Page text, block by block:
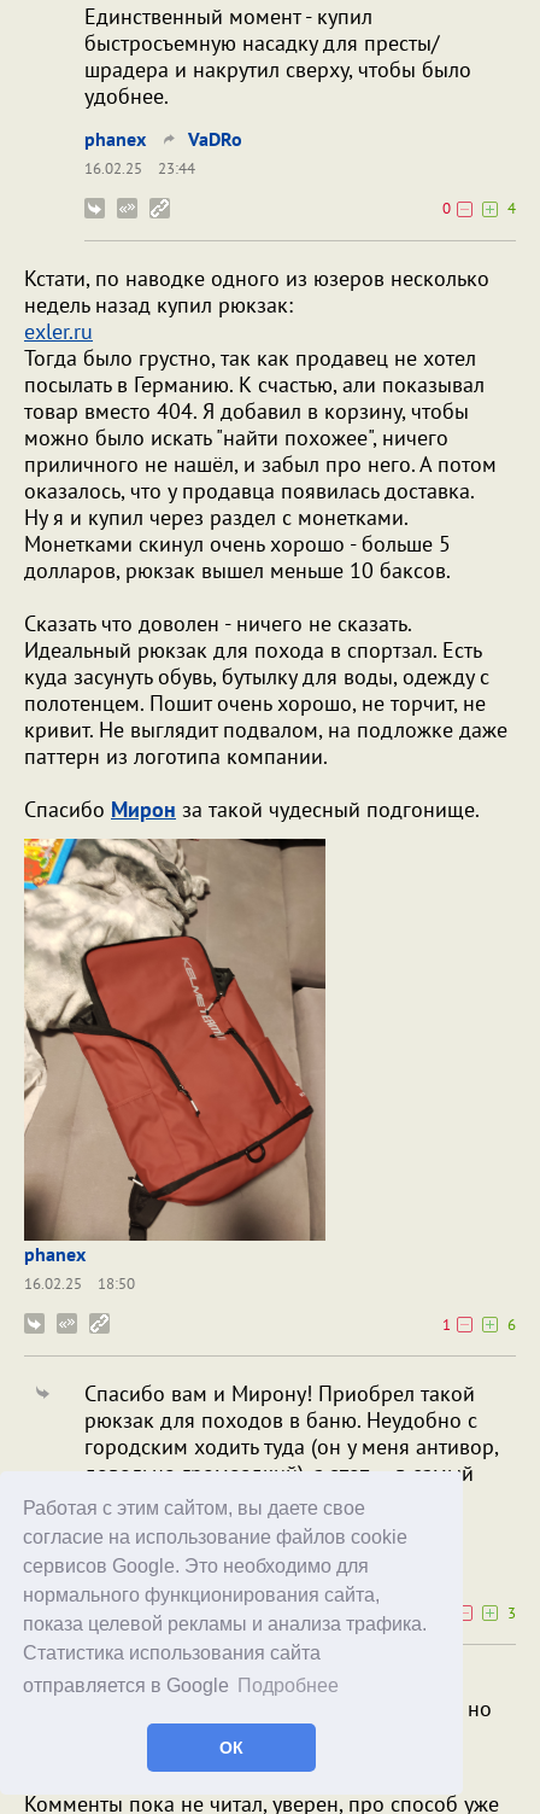
Работая с этим сайтом, вы даете свое
согласие на использование файлов cookie
сервисов Google. Это необходимо для
нормального функционирования сайта,
показа целевой рекламы и анализа трафика.
Статистика использования сайта
отправляется в Google
Подробнее
ОК
Единственный момент - купил
быстросъемную насадку для престы/
шрадера и накрутил сверху, чтобы было
удобнее.
phanex VaDRo
16.02.25
23:44
0
4
Кстати, по наводке одного из юзеров несколько
недель назад купил рюкзак:
exler.ru
Тогда было грустно, так как продавец не хотел
посылать в Германию. К счастью, али показывал
товар вместо 404. Я добавил в корзину, чтобы
можно было искать "найти похожее", ничего
приличного не нашёл, и забыл про него. А потом
оказалось, что у продавца появилась доставка.
Ну я и купил через раздел с монетками.
Монетками скинул очень хорошо - больше 5
долларов, рюкзак вышел меньше 10 баксов.
Сказать что доволен - ничего не сказать.
Идеальный рюкзак для похода в спортзал. Есть
куда засунуть обувь, бутылку для воды, одежду с
полотенцем. Пошит очень хорошо, не торчит, не
кривит. Не выглядит подвалом, на подложке даже
паттерн из логотипа компании.
Спасибо Мирон за такой чудесный подгонище.
phanex
16.02.25
18:50
1
6
Спасибо вам и Мирону! Приобрел такой
рюкзак для походов в баню. Неудобно с
городским ходить туда (он у меня антивор,
довольно громоздкий), а этот — в самый
раз.
Игорь Кужлев phanex
17.02.25 07:49
3
В этом случае можно, конечно, ее
разблокировать открывалкой для бутылок, но
при этом крышка может повредиться, а это
нежелательно.
Комменты пока не читал, уверен, про способ уже